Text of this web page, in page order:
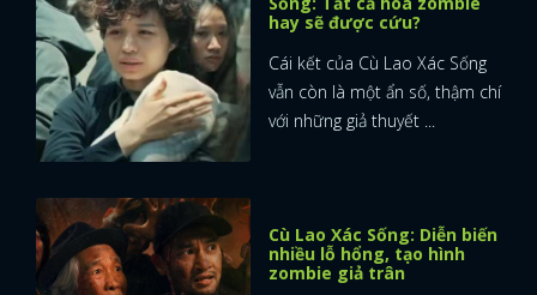
hay sẽ được cứu?
Cái kết của Cù Lao Xác Sống
vẫn còn là một ẩn số, thậm chí
với những giả thuyết ...
Cù Lao Xác Sống: Diễn biến
nhiều lỗ hổng, tạo hình
zombie giả trân